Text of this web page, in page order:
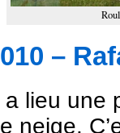
–
a lieu une
neige.